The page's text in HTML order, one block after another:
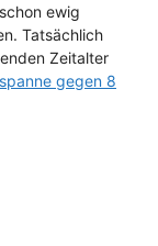
ewig
Tatsächlich
Zeitalter
gegen 8